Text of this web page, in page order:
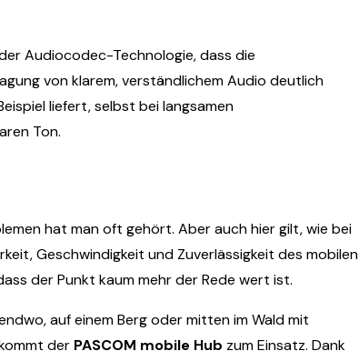
Audiocodec-Technologie, dass die
von klarem, verständlichem Audio deutlich
liefert, selbst bei langsamen
Ton.
hat man oft gehört. Aber auch hier gilt, wie bei
Geschwindigkeit und Zuverlässigkeit des mobilen
der Punkt kaum mehr der Rede wert ist.
auf einem Berg oder mitten im Wald mit
der PASCOM mobile Hub zum Einsatz. Dank